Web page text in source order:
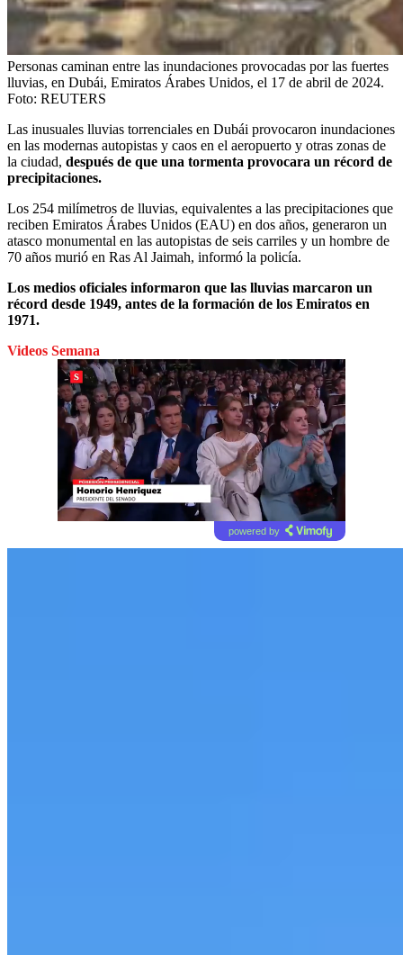
Personas caminan entre las inundaciones provocadas por las fuertes
lluvias, en Dubái, Emiratos Árabes Unidos, el 17 de abril de 2024.
Foto: REUTERS
Las inusuales lluvias torrenciales en Dubái provocaron inundaciones
en las modernas autopistas y caos en el aeropuerto y otras zonas de
la ciudad, después de que una tormenta provocara un récord de
precipitaciones.
Los 254 milímetros de lluvias, equivalentes a las precipitaciones que
reciben Emiratos Árabes Unidos (EAU) en dos años, generaron un
atasco monumental en las autopistas de seis carriles y un hombre de
70 años murió en Ras Al Jaimah, informó la policía.
Los medios oficiales informaron que las lluvias marcaron un
récord desde 1949, antes de la formación de los Emiratos en
1971.
Videos Semana
powered by